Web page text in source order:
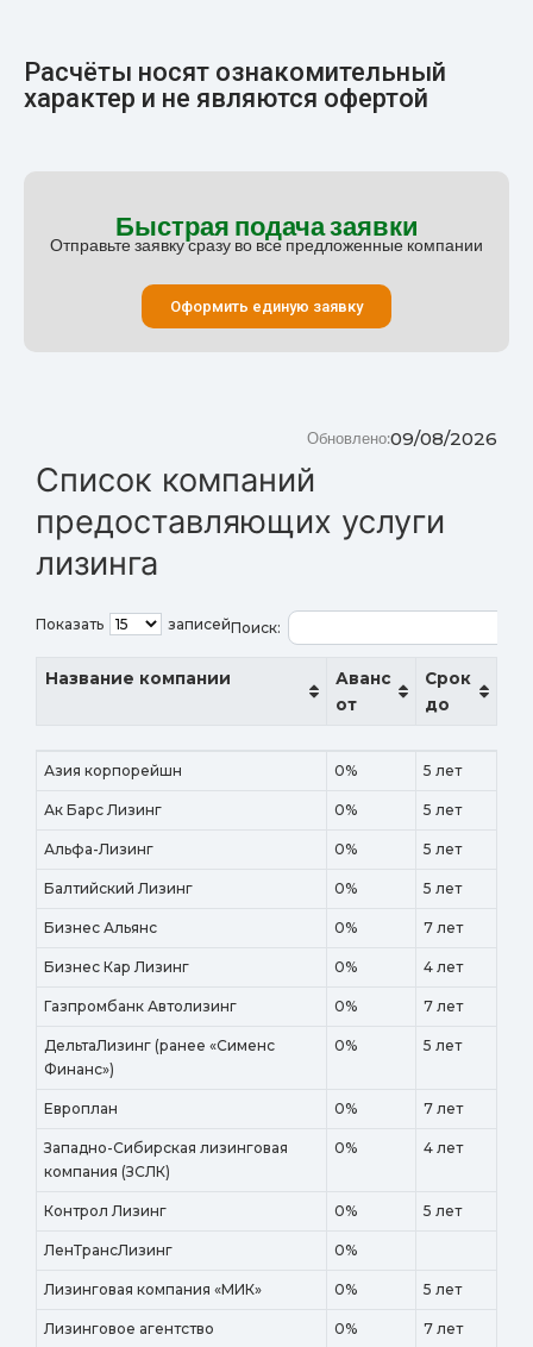
Расчёты носят ознакомительный
характер и не являются офертой
Быстрая подача заявки
Отправьте заявку сразу во все предложенные компании
Оформить единую заявку
09/08/2026
Обновлено:
Список компаний
предоставляющих услуги
лизинга
Показать записейПоиск:
Название компании
Аванс
от
Срок
до
Название компании
Аванс
Срок
Азия корпорейшн 0% 5 лет
Ак Барс Лизинг 0% 5 лет
Альфа-Лизинг 0% 5 лет
Балтийский Лизинг 0% 5 лет
Бизнес Альянс 0% 7 лет
Бизнес Кар Лизинг 0% 4 лет
Газпромбанк Автолизинг 0% 7 лет
ДельтаЛизинг (ранее «Сименс
Финанс»)
0% 5 лет
Европлан 0% 7 лет
Западно-Сибирская лизинговая
компания (ЗСЛК)
0% 4 лет
Контрол Лизинг 0% 5 лет
ЛенТрансЛизинг 0%
Лизинговая компания «МИК» 0% 5 лет
Лизинговое агентство 0% 7 лет